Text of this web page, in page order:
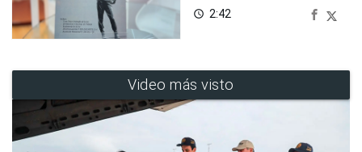
access_time 2:42
Video más visto